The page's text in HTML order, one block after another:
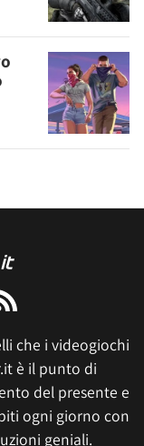
che i videogiochi
è il punto di
del presente e
ogni giorno con
geniali.